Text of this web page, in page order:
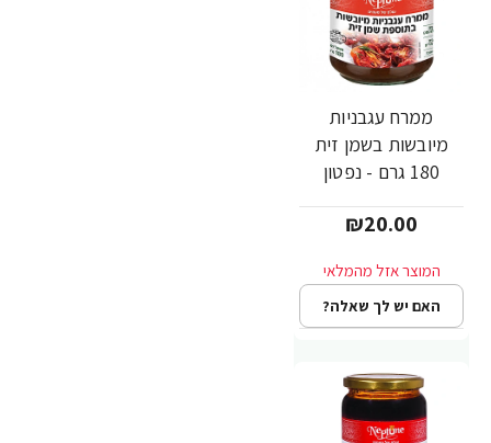
ממרח עגבניות
מיובשות בשמן זית
180 גרם - נפטון
₪20.00
האם יש לך שאלה?